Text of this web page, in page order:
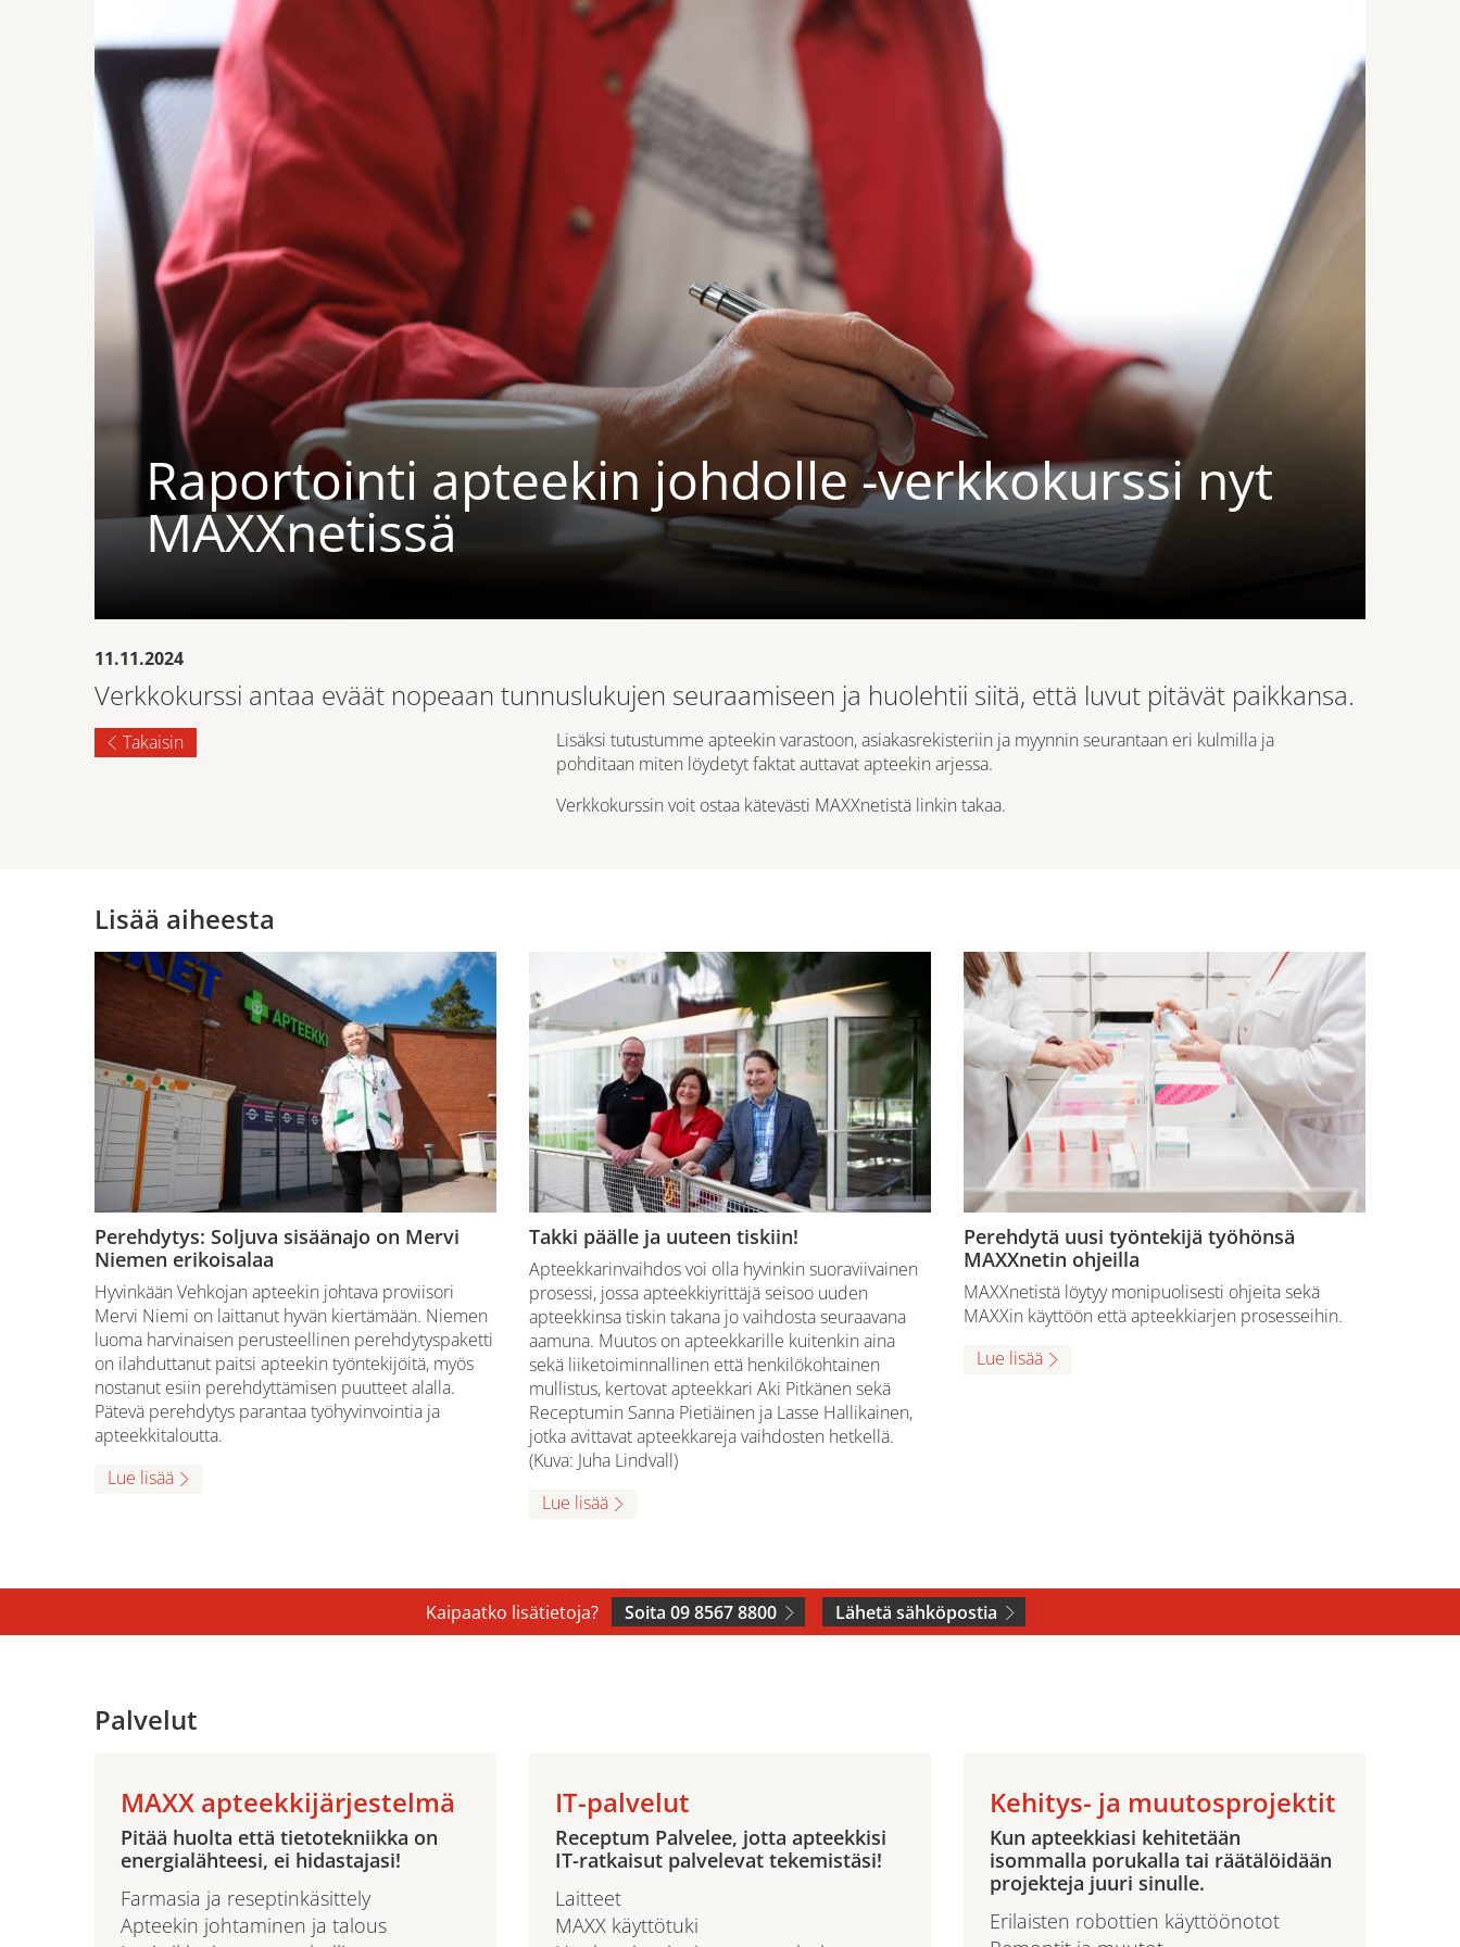
Raportointi apteekin johdolle -verkkokurssi nyt
MAXXnetissä
11.11.2024
Verkkokurssi antaa eväät nopeaan tunnuslukujen seuraamiseen ja huolehtii siitä, että luvut pitävät paikkansa.
Takaisin
Lisäksi tutustumme apteekin varastoon, asiakasrekisteriin ja myynnin seurantaan eri kulmilla ja
pohditaan miten löydetyt faktat auttavat apteekin arjessa.
Verkkokurssin voit ostaa kätevästi MAXXnetistä linkin takaa.
Lisää aiheesta
Perehdytys: Soljuva sisäänajo on Mervi
Niemen erikoisalaa
Hyvinkään Vehkojan apteekin johtava proviisori
Mervi Niemi on laittanut hyvän kiertämään. Niemen
luoma harvinaisen perusteellinen perehdytyspaketti
on ilahduttanut paitsi apteekin työntekijöitä, myös
nostanut esiin perehdyttämisen puutteet alalla.
Pätevä perehdytys parantaa työhyvinvointia ja
apteekkitaloutta.
Lue lisää
Takki päälle ja uuteen tiskiin!
Apteekkarinvaihdos voi olla hyvinkin suoraviivainen
prosessi, jossa apteekkiyrittäjä seisoo uuden
apteekkinsa tiskin takana jo vaihdosta seuraavana
aamuna. Muutos on apteekkarille kuitenkin aina
sekä liiketoiminnallinen että henkilökohtainen
mullistus, kertovat apteekkari Aki Pitkänen sekä
Receptumin Sanna Pietiäinen ja Lasse Hallikainen,
jotka avittavat apteekkareja vaihdosten hetkellä.
(Kuva: Juha Lindvall)
Lue lisää
Perehdytä uusi työntekijä työhönsä
MAXXnetin ohjeilla
MAXXnetistä löytyy monipuolisesti ohjeita sekä
MAXXin käyttöön että apteekkiarjen prosesseihin.
Lue lisää
Kaipaatko lisätietoja? Soita 09 8567 8800 Lähetä sähköpostia
Palvelut
MAXX apteekkijärjestelmä
Pitää huolta että tietotekniikka on
energialähteesi, ei hidastajasi!
Farmasia ja reseptinkäsittely
Apteekin johtaminen ja talous
IT-palvelut
Receptum Palvelee, jotta apteekkisi
IT-ratkaisut palvelevat tekemistäsi!
Laitteet
MAXX käyttötuki
Kehitys- ja muutosprojektit
Kun apteekkiasi kehitetään
isommalla porukalla tai räätälöidään
projekteja juuri sinulle.
Erilaisten robottien käyttöönotot